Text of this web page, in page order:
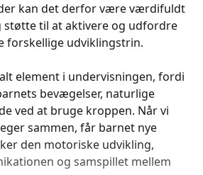
kan det derfor være værdifuldt
støtte til at aktivere og udfordre
forskellige udviklingstrin.
element i undervisningen, fordi
bevægelser, naturlige
ved at bruge kroppen. Når vi
sammen, får barnet nye
den motoriske udvikling,
og samspillet mellem